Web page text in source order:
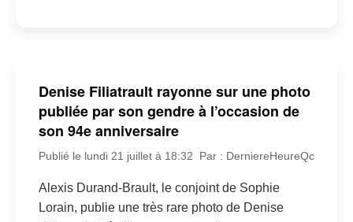
Denise Filiatrault rayonne sur une photo
publiée par son gendre à l’occasion de
son 94e anniversaire
Publié le lundi 21 juillet à 18:32 Par : DerniereHeureQc
Alexis Durand-Brault, le conjoint de Sophie
Lorain, publie une très rare photo de Denise